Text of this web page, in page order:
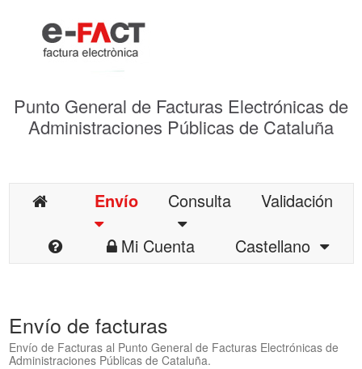
Punto General de Facturas Electrónicas de
Administraciones Públicas de Cataluña
Envío Consulta
Validación
Mi Cuenta
Castellano
Envío de facturas
Envío de Facturas al Punto General de Facturas Electrónicas de
Administraciones Públicas de Cataluña.